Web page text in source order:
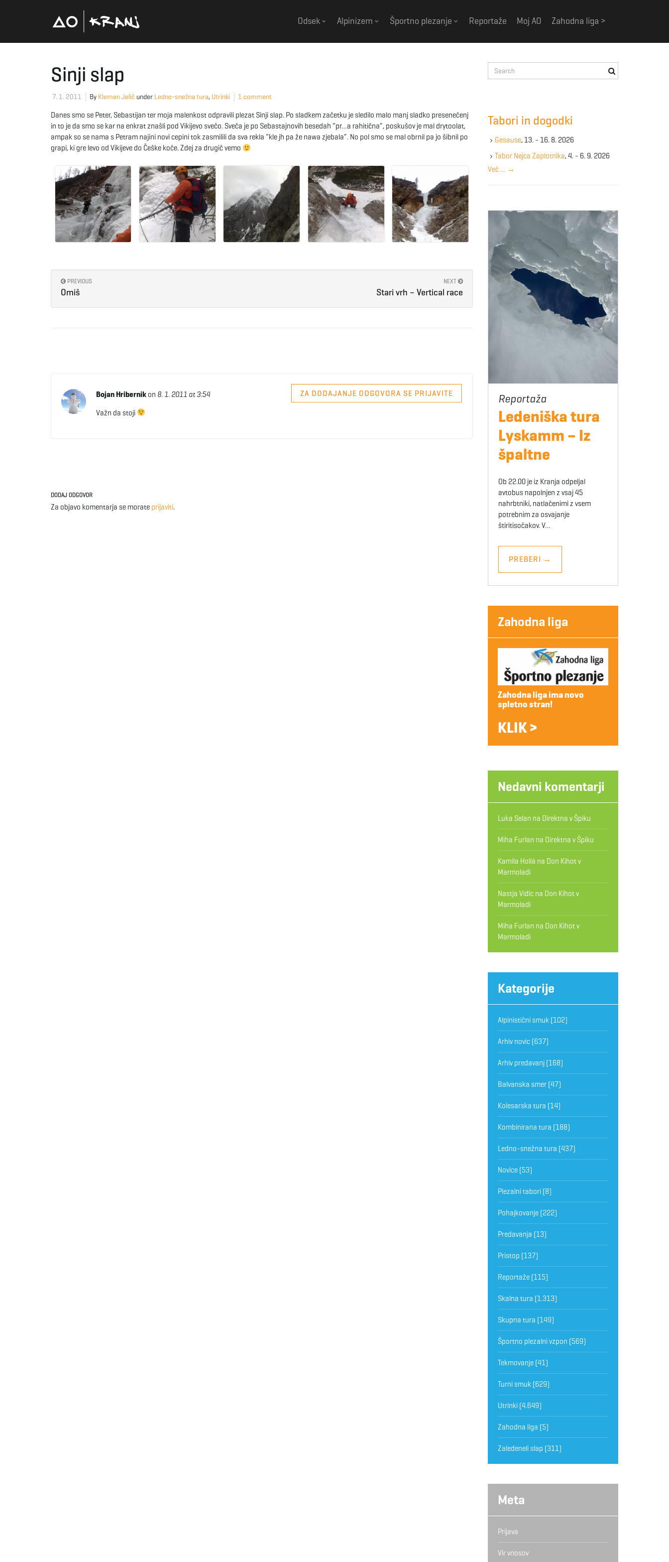
Odsek Alpinizem Športno plezanje Reportaže Moj AO Zahodna liga >
Sinji slap
7. 1. 2011 By Klemen Jelič under Ledno-snežna tura, Utrinki 1 comment
Danes smo se Peter, Sebastijan ter moja malenkost odpravili plezat Sinji slap. Po sladkem začetku je sledilo malo manj sladko presenečenj
in to je da smo se kar na enkrat znašli pod Vikijevo svečo. Sveča je po Sebastajnovih besedah “pr…a rahitična”, poskušov je mal drytoolat,
ampak so se nama s Petram najini novi cepini tok zasmilili da sva rekla “kle jh pa že nawa zjebala”. No pol smo se mal obrnil pa jo šibnil po
grapi, ki gre levo od Vikijeve do Češke koče. Zdej za drugič vemo
PREVIOUS
Omiš
NEXT
Stari vrh – Vertical race
Bojan Hribernikon 8. 1. 2011 at 3:54 ZA DODAJANJE ODGOVORA SE PRIJAVITE
Važn da stoji
DODAJ ODGOVOR
Za objavo komentarja se morate prijaviti.
e
e
y
w
r
Tabori in dogodki
Gesause, 13. - 16. 8. 2026
Tabor Nejca Zaplotnika, 4. - 6. 9. 2026
Več … →
Ledeniška tura
Lyskamm – Iz
špaltne
Ob 22.00 je iz Kranja odpeljal
avtobus napolnjen z vsaj 45
nahrbtniki, natlačenimi z vsem
potrebnim za osvajanje
štiritisočakov. V…
PREBERI →
Zahodna liga
Zahodna liga ima novo
spletno stran!
KLIK >
Nedavni komentarji
Luka Selan na Direktna v Špiku
Miha Furlan na Direktna v Špiku
Kamila Hollá na Don Kihot v
Marmoladi
Nastja Vidicna Don Kihot v
Marmoladi
Miha Furlan na Don Kihot v
Marmoladi
Kategorije
Alpinistični smuk(102)
Arhiv novic(637)
Arhiv predavanj(168)
Balvanska smer(47)
Kolesarska tura (14)
Kombinirana tura (188)
Ledno-snežna tura (437)
Novice(53)
Plezalni tabori(8)
Pohajkovanje(222)
Predavanja (13)
Pristop (137)
Reportaže(115)
Skalna tura (1.313)
Skupna tura (149)
Športno plezalni vzpon (569)
Tekmovanje(41)
Turni smuk(629)
Utrinki(4.649)
Zahodna liga (5)
Zaledeneli slap (311)
Meta
Prijava
Vir vnosov